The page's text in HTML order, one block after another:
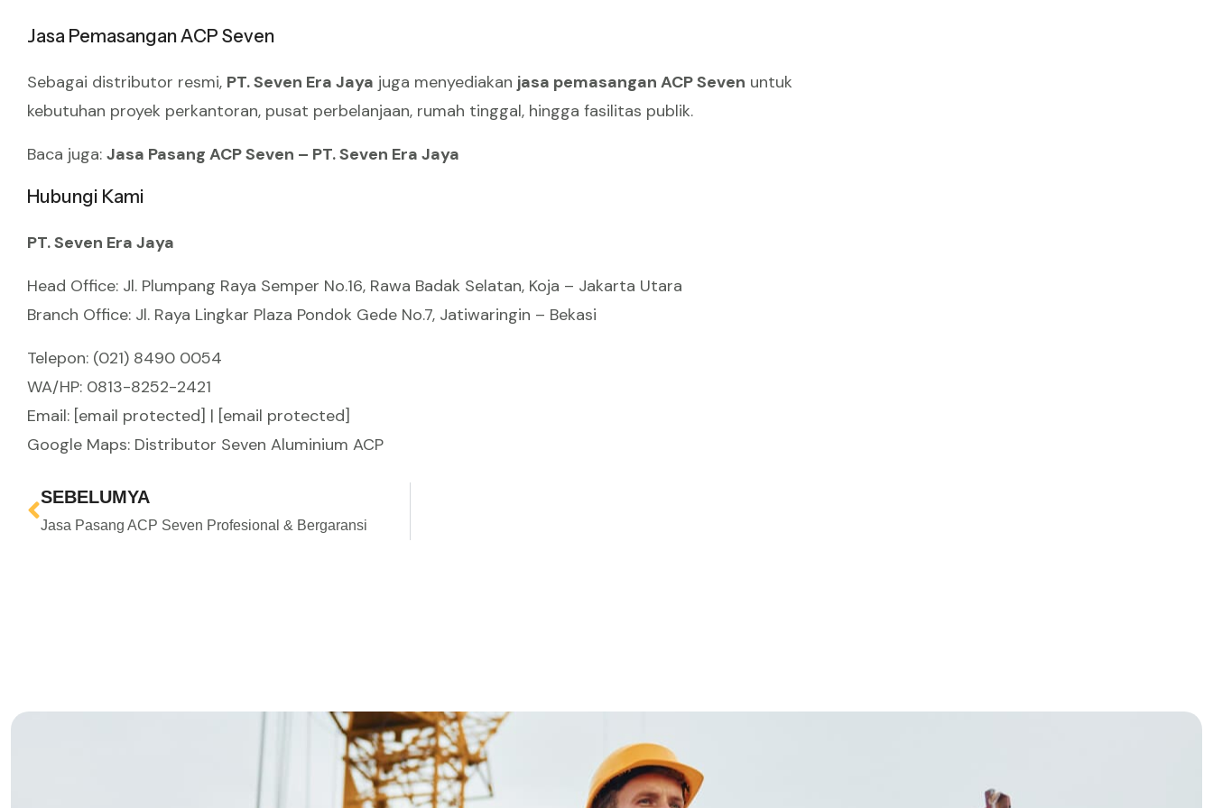
Jasa Pemasangan ACP Seven
Sebagai distributor resmi, PT. Seven Era Jaya juga menyediakan jasa pemasangan ACP Seven untuk
kebutuhan proyek perkantoran, pusat perbelanjaan, rumah tinggal, hingga fasilitas publik.
Baca juga: Jasa Pasang ACP Seven – PT. Seven Era Jaya
Hubungi Kami
PT. Seven Era Jaya
Head Office: Jl. Plumpang Raya Semper No.16, Rawa Badak Selatan, Koja – Jakarta Utara
Branch Office: Jl. Raya Lingkar Plaza Pondok Gede No.7, Jatiwaringin – Bekasi
Telepon: (021) 8490 0054
WA/HP: 0813-8252-2421
Email: [email protected] | [email protected]
Google Maps: Distributor Seven Aluminium ACP
SEBELUMYA
Jasa Pasang ACP Seven Profesional & Bergaransi